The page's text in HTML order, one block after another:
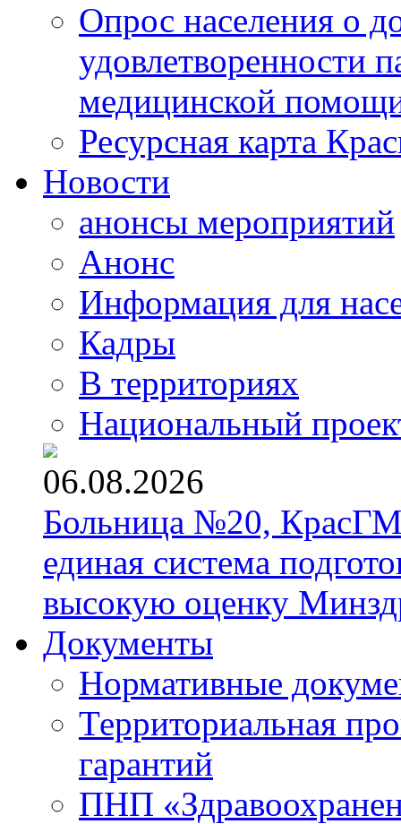
Опрос населения о
удовлетворенности
медицинской
Ресурсная карта
Новости
анонсы мероприятий
Анонс
Информация для
Кадры
В территориях
Национальный
06.08.2026
Больница №20,
единая система
высокую оценку
Документы
Нормативные
Территориальная
гарантий
ПНП